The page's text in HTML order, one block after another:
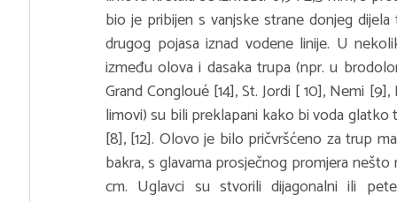
bio je pribijen s vanjske strane donjeg
drugog pojasa iznad vodene linije. U
između olova i dasaka trupa (npr. u
Grand Congloué [14], St. Jordi [ 10], Nemi
limovi) su bili preklapani kako bi voda
[8], [12]. Olovo je bilo pričvršćeno za trup
bakra, s glavama prosječnog promjera
cm. Uglavci su stvorili dijagonalni ili